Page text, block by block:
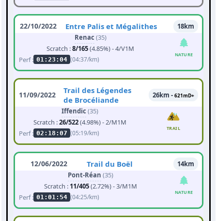
22/10/2022 Entre Palis et Mégalithes
18km
Renac (35)
Scratch :8/165(4.85%) - 4/V1M
Perf : 01:23:04 (04:37/km)
NATURE
11/09/2022
Trail des Légendes
de Brocéliande
26km - 621mD+
Iffendic (35)
Scratch :26/522(4.98%) - 2/M1M
Perf : 02:18:07 (05:19/km)
TRAIL
12/06/2022 Trail du Boël
14km
Pont-Réan (35)
Scratch : 11/405(2.72%) - 3/M1M
Perf : 01:01:54 (04:25/km)
NATURE